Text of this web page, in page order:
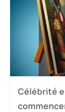
Célébrité